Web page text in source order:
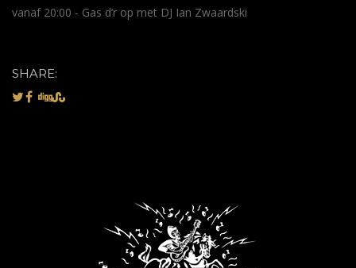
vanaf 20:00 - Gas d’r op met DJ Ian Zwaardski
SHARE: